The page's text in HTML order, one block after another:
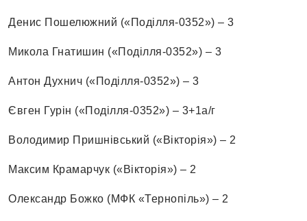
Денис Пошелюжний («Поділля-0352») – 3
Микола Гнатишин («Поділля-0352») – 3
Антон Духнич («Поділля-0352») – 3
Євген Гурін («Поділля-0352») – 3+1а/г
Володимир Пришнівський («Вікторія») – 2
Максим Крамарчук («Вікторія») – 2
Олександр Божко (МФК «Тернопіль») – 2